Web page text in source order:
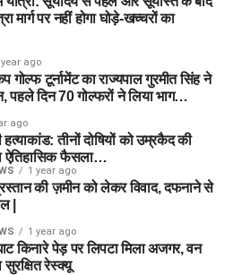
मार्ग पर नहीं होगा घोड़े-खच्चरों का
year ago
गोल्फ टूर्नामेंट का राज्यपाल गुरमीत सिंह ने
पहले दिन 70 गोल्फरों ने लिया भाग…
ago
हत्याकांड: तीनों दोषियों को उम्रकैद की
ऐतिहासिक फैसला…
1 year ago
की ज़मीन को लेकर विवाद, दफनाने से
|
1 year ago
घाट किनारे पेड़ पर लिपटा मिला अजगर, वन
सुरक्षित रेस्क्यू